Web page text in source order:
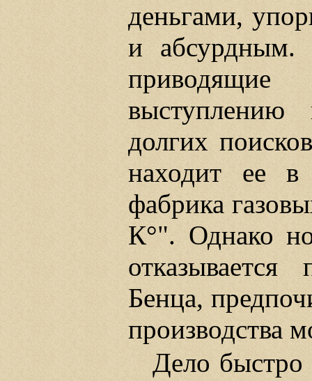
деньгами,
и абсурдным.
долгих
находит ее в
фабрика
К°". Однако
Бенца,
производства
Дело быстро